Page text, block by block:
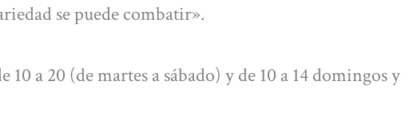
se puede combatir».
10 a 20 (de martes a sábado) y de 10 a 14 domingos y